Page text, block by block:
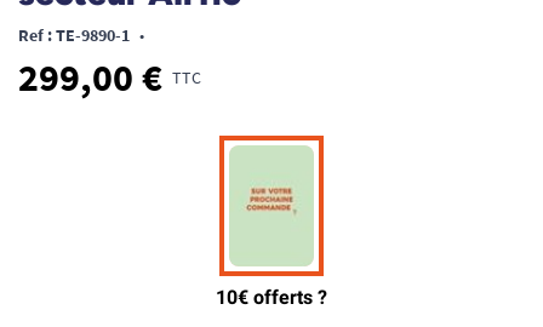
Ref : TE-9890-1 •
299,00 € TTC